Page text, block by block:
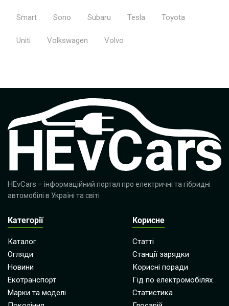
Smart Sono Subaru Tesla Toyota
Uniti Volkswagen Volvo
HEvCars – інформаційний портал про електричні та гібридні
автомобілі в Україні та світі
Категорії
Каталог
Огляди
Новини
Екотранспорт
Марки та моделі
Корисне
Статті
Станції зарядки
Корисні поради
Гід по електромобілях
Статистика